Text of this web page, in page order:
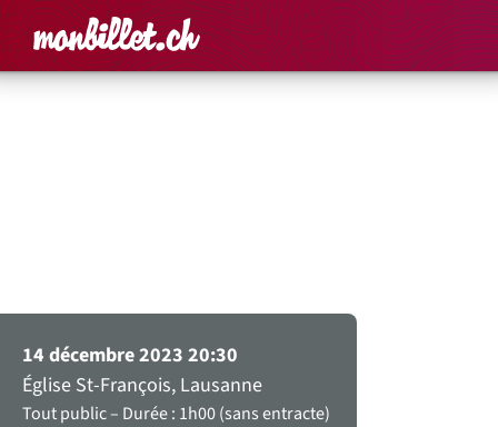
Accueil Rechercher un
Panier
14 décembre 2023 20:30
Église St-François, Lausanne
Tout public Durée : 1h00 (sans entracte)